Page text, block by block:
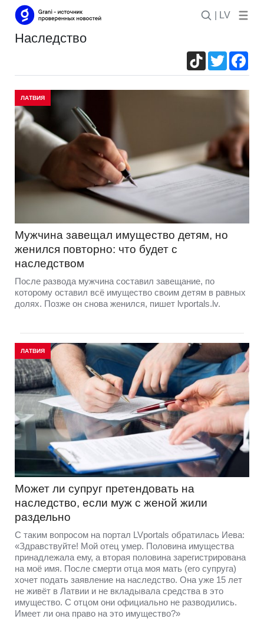
| LV
наследство
TikTokTwitter
ЛАТВИЯ
Мужчина завещал имущество детям, но
женился повторно: что будет с
наследством
После развода мужчина составил завещание, по
которому оставил всё имущество своим детям в равных
долях. Позже он снова женился, пишет lvportals.lv.
ЛАТВИЯ
Может ли супруг претендовать на
наследство, если муж с женой жили
раздельно
С таким вопросом на портал LVportals обратилась Иева:
«Здравствуйте! Мой отец умер. Половина имущества
принадлежала ему, а вторая половина зарегистрирована
на моё имя. После смерти отца моя мать (его супруга)
хочет подать заявление на наследство. Она уже 15 лет
не живёт в Латвии и не вкладывала средства в это
имущество. С отцом они официально не разводились.
Имеет ли она право на это имущество?»